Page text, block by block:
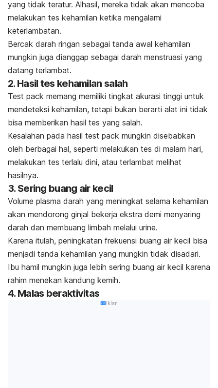
yang tidak teratur. Alhasil, mereka tidak akan mencoba
melakukan tes kehamilan ketika mengalami
keterlambatan.
Bercak darah ringan sebagai tanda awal kehamilan
mungkin juga dianggap sebagai darah menstruasi yang
datang terlambat.
2. Hasil tes kehamilan salah
Test pack memang memiliki tingkat akurasi tinggi untuk
mendeteksi kehamilan, tetapi bukan berarti alat ini tidak
bisa memberikan hasil tes yang salah.
Kesalahan pada hasil test pack mungkin disebabkan
oleh berbagai hal, seperti melakukan tes di malam hari,
melakukan tes terlalu dini, atau terlambat melihat
hasilnya.
3. Sering buang air kecil
Volume plasma darah yang meningkat selama kehamilan
akan mendorong ginjal bekerja ekstra demi menyaring
darah dan membuang limbah melalui urine.
Karena itulah, peningkatan frekuensi buang air kecil bisa
menjadi tanda kehamilan yang mungkin tidak disadari.
Ibu hamil mungkin juga lebih sering buang air kecil karena
rahim menekan kandung kemih.
4. Malas beraktivitas
Iklan